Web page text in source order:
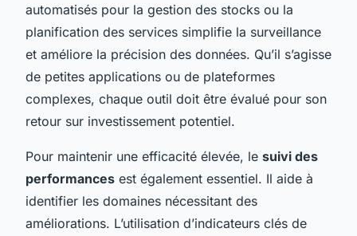
automatisés pour la gestion des stocks ou la
planification des services simplifie la surveillance
et améliore la précision des données. Qu’il s’agisse
de petites applications ou de plateformes
complexes, chaque outil doit être évalué pour son
retour sur investissement potentiel.
Pour maintenir une efficacité élevée, le suivi des
performances est également essentiel. Il aide à
identifier les domaines nécessitant des
améliorations. L’utilisation d’indicateurs clés de